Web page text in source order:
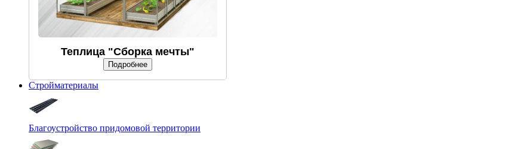
Теплица "Сборка мечты"
Подробнее
Стройматериалы
Благоустройство придомовой территории